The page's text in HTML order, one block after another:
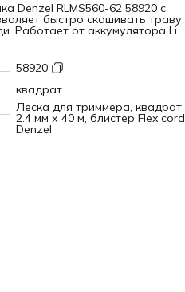
Denzel RLMS560-62 58920 с
быстро скашивать траву
Работает от аккумулятора Li-
В и обеспечивает ширину
приводу на колеса косилку не
Мощный аккумулятор
двигатель
поставленных
платформа Denzel High
для инструмента
высокую
работу.
типа нагрузки
58920
квадрат
Леска для триммера, квадрат
2.4 мм х 40 м, блистер Flex cord
Denzel